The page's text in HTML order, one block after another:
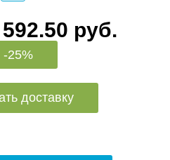
руб.
-25%
доставку